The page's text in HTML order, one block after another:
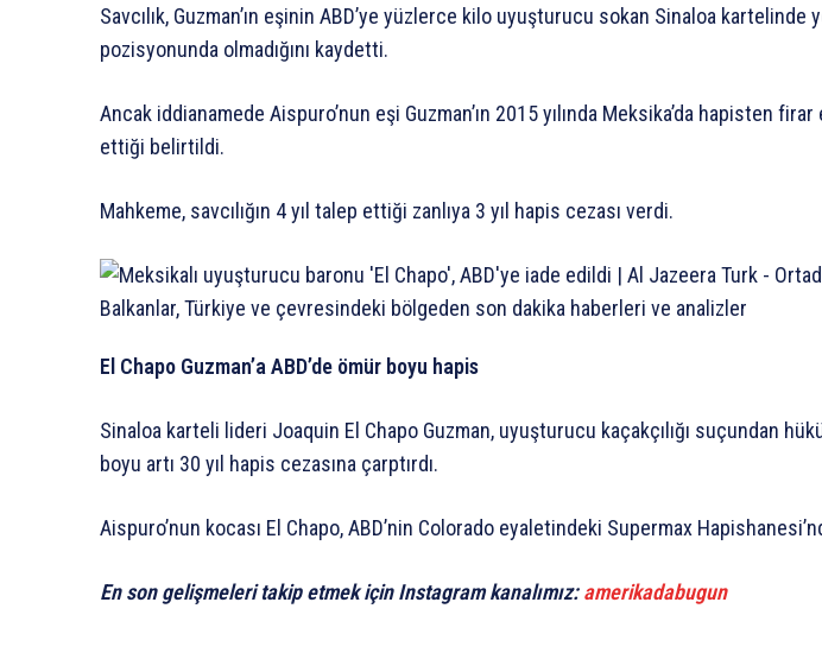
Savcılık, Guzman’ın eşinin ABD’ye yüzlerce kilo uyuşturucu sokan Sinaloa kartelinde
pozisyonunda olmadığını kaydetti.
Ancak iddianamede Aispuro’nun eşi Guzman’ın 2015 yılında Meksika’da hapisten
ettiği belirtildi.
Mahkeme, savcılığın 4 yıl talep ettiği zanlıya 3 yıl hapis cezası verdi.
El Chapo Guzman’a ABD’de ömür boyu hapis
Sinaloa karteli lideri Joaquin El Chapo Guzman, uyuşturucu kaçakçılığı suçundan
boyu artı 30 yıl hapis cezasına çarptırdı.
Aispuro’nun kocası El Chapo, ABD’nin Colorado eyaletindeki Supermax
En son gelişmeleri takip etmek için Instagram kanalımız:amerikadabugun